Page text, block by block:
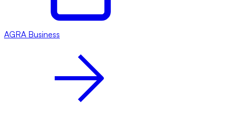
AGRA Business